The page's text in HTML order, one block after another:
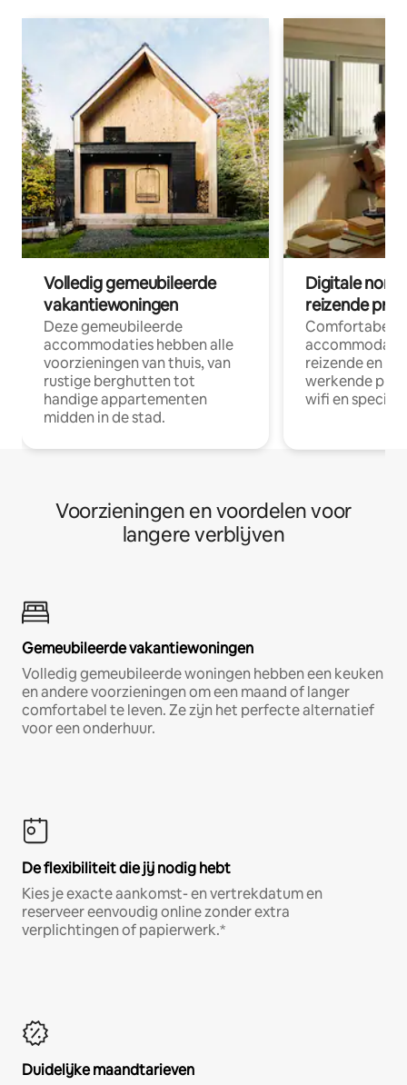
Volledig gemeubileerde
vakantiewoningen
Deze gemeubileerde
accommodaties hebben alle
voorzieningen van thuis, van
rustige berghutten tot
handige appartementen
midden in de stad.
Digitale
reizende
Comfortabele
reizende en
werkende
wifi en
Voorzieningen en voordelen voor
langere verblijven
Gemeubileerde vakantiewoningen
Volledig gemeubileerde woningen hebben een keuken
en andere voorzieningen om een maand of langer
comfortabel te leven. Ze zijn het perfecte alternatief
voor een onderhuur.
De flexibiliteit die jij nodig hebt
Kies je exacte aankomst- en vertrekdatum en
reserveer eenvoudig online zonder extra
verplichtingen of papierwerk.*
Duidelijke maandtarieven